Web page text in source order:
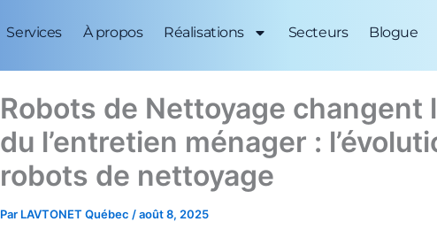
Services À propos Réalisations Secteurs Blogue
Robots de Nettoyage changent
du l’entretien ménager :
robots de nettoyage
Par LAVTONET Québec /août 8, 2025